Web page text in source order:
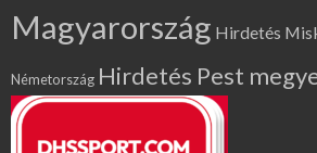
Magyarország Hirdetés
Németország Hirdetés Pest